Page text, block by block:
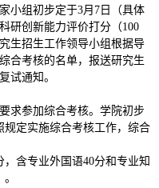
小组初步定于3月7日（具体
研创新能力评价打分（100
生招生工作领导小组根据导
合考核的名单，报送研究生
试通知。
求参加综合考核。学院初步
规定实施综合考核工作，综合
含专业外国语40分和专业知